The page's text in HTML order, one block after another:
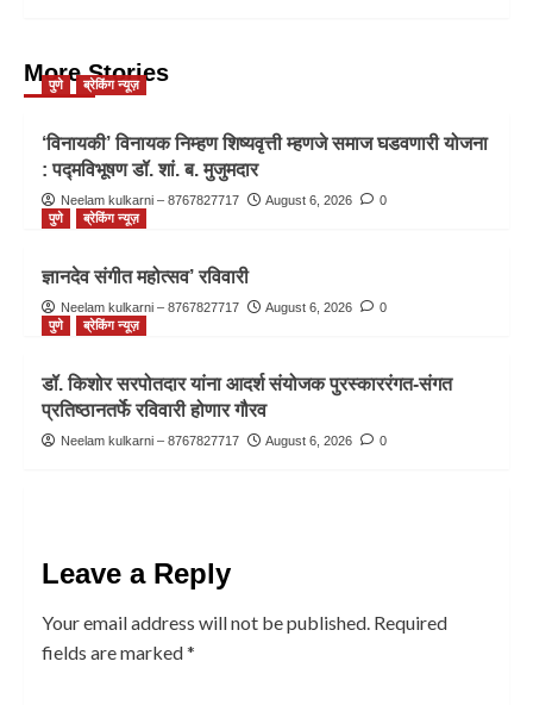
More Stories
पुणे ब्रेकिंग न्यूज़
‘विनायकी’ विनायक निम्हण शिष्यवृत्ती म्हणजे समाज घडवणारी योजना
: पद्मविभूषण डॉ. शां. ब. मुजुमदार
Neelam kulkarni – 8767827717 August 6, 2026
0
पुणे
ब्रेकिंग न्यूज़
ज्ञानदेव संगीत महोत्सव’ रविवारी
Neelam kulkarni – 8767827717 August 6, 2026
0
पुणे
ब्रेकिंग न्यूज़
डॉ. किशोर सरपोतदार यांना आदर्श संयोजक पुरस्काररंगत-संगत
प्रतिष्ठानतर्फे रविवारी होणार गौरव
Neelam kulkarni – 8767827717 August 6, 2026 0
Leave a Reply
Your email address will not be published. Required
fields are marked*